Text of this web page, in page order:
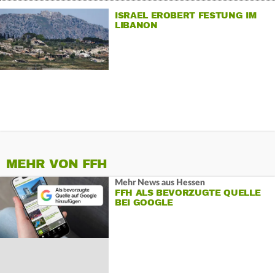
ISRAEL EROBERT FESTUNG IM
LIBANON
MEHR VON FFH
Mehr News aus Hessen
FFH ALS BEVORZUGTE QUELLE
BEI GOOGLE